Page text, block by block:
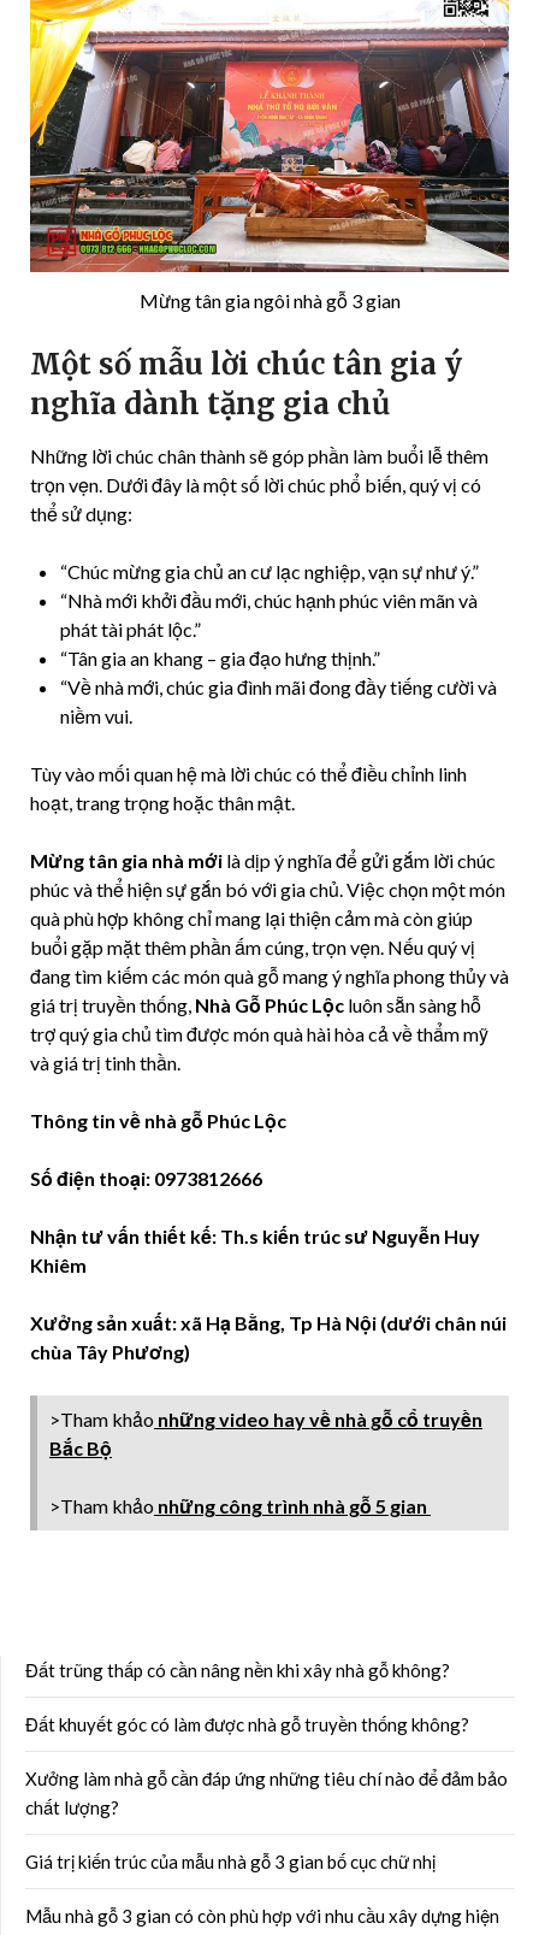
Mừng tân gia ngôi nhà gỗ 3 gian
Một số mẫu lời chúc tân gia ý
nghĩa dành tặng gia chủ
Những lời chúc chân thành sẽ góp phần làm buổi lễ thêm
trọn vẹn. Dưới đây là một số lời chúc phổ biến, quý vị có
thể sử dụng:
“Chúc mừng gia chủ an cư lạc nghiệp, vạn sự như ý.”
“Nhà mới khởi đầu mới, chúc hạnh phúc viên mãn và
phát tài phát lộc.”
“Tân gia an khang – gia đạo hưng thịnh.”
“Về nhà mới, chúc gia đình mãi đong đầy tiếng cười và
niềm vui.
Tùy vào mối quan hệ mà lời chúc có thể điều chỉnh linh
hoạt, trang trọng hoặc thân mật.
Mừng tân gia nhà mới là dịp ý nghĩa để gửi gắm lời chúc
phúc và thể hiện sự gắn bó với gia chủ. Việc chọn một món
quà phù hợp không chỉ mang lại thiện cảm mà còn giúp
buổi gặp mặt thêm phần ấm cúng, trọn vẹn. Nếu quý vị
đang tìm kiếm các món quà gỗ mang ý nghĩa phong thủy và
giá trị truyền thống, Nhà Gỗ Phúc Lộc luôn sẵn sàng hỗ
trợ quý gia chủ tìm được món quà hài hòa cả về thẩm mỹ
và giá trị tinh thần.
Thông tin về nhà gỗ Phúc Lộc
Số điện thoại: 0973812666
Nhận tư vấn thiết kế: Th.s kiến trúc sư Nguyễn Huy
Khiêm
Xưởng sản xuất: xã Hạ Bằng, Tp Hà Nội (dưới chân núi
chùa Tây Phương)
>Tham khảo những video hay về nhà gỗ cổ truyền
Bắc Bộ
>Tham khảo những công trình nhà gỗ 5 gian
Đất trũng thấp có cần nâng nền khi xây nhà gỗ không?
Đất khuyết góc có làm được nhà gỗ truyền thống không?
Xưởng làm nhà gỗ cần đáp ứng những tiêu chí nào để đảm bảo
chất lượng?
Giá trị kiến trúc của mẫu nhà gỗ 3 gian bố cục chữ nhị
Mẫu nhà gỗ 3 gian có còn phù hợp với nhu cầu xây dựng hiện